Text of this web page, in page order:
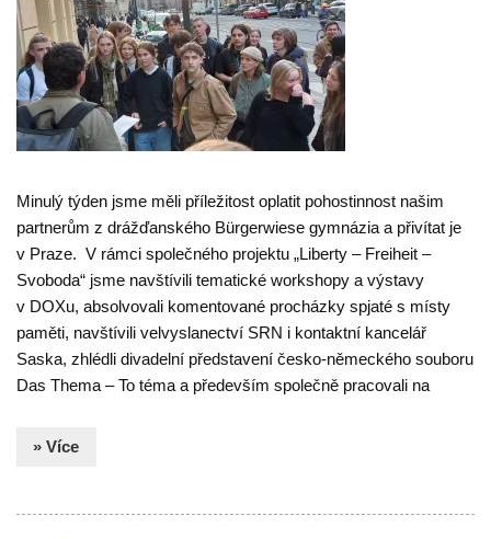
Minulý týden jsme měli příležitost oplatit pohostinnost našim
partnerům z drážďanského Bürgerwiese gymnázia a přivítat je
v Praze. V rámci společného projektu „Liberty – Freiheit –
Svoboda“ jsme navštívili tematické workshopy a výstavy
v DOXu, absolvovali komentované procházky spjaté s místy
paměti, navštívili velvyslanectví SRN i kontaktní kancelář
Saska, zhlédli divadelní představení česko-německého souboru
Das Thema – To téma a především společně pracovali na
» Více